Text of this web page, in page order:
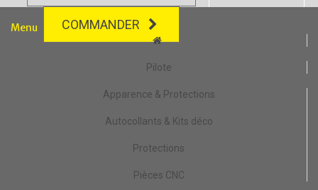
COMMANDER
Menu
Pilote
Apparence & Protections
Autocollants & Kits déco
Protections
Pièces CNC